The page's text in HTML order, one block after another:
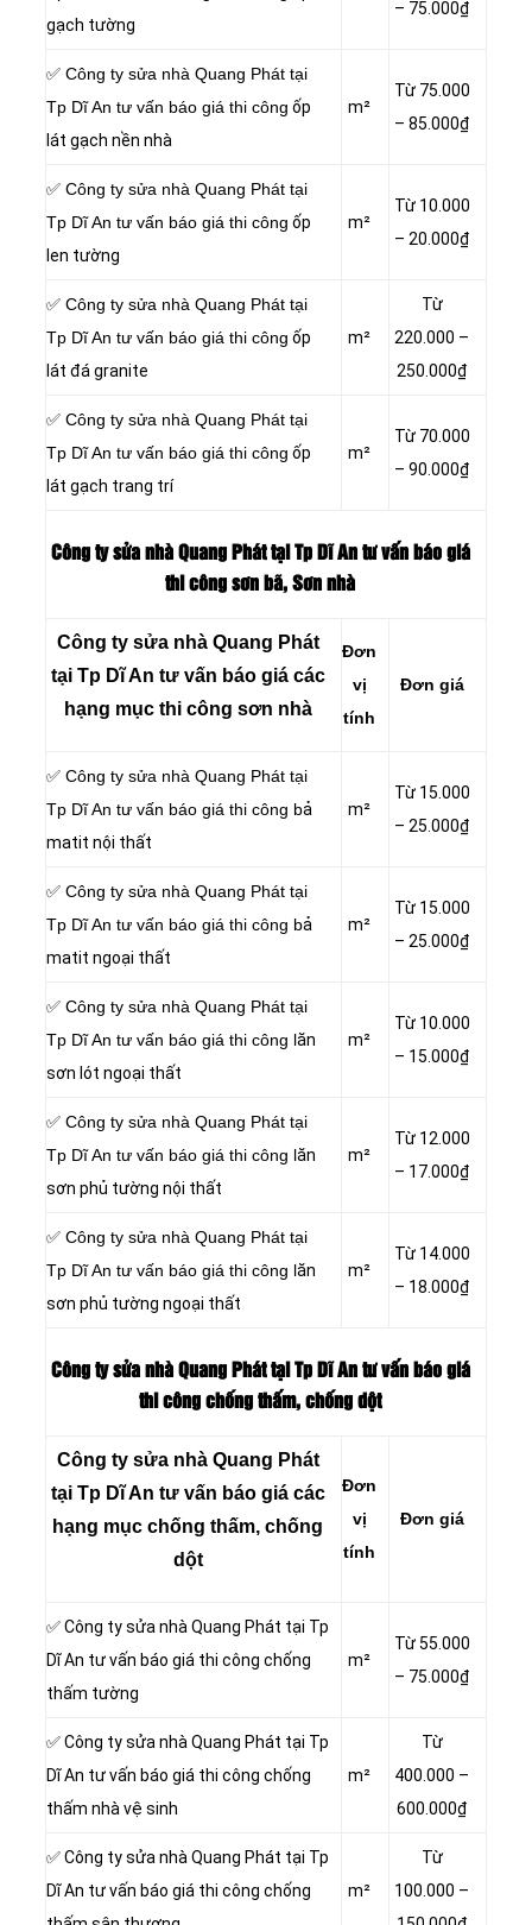
gạch tường
– 75.000₫
✅ Công ty sửa nhà Quang Phát tại
Tp Dĩ An tư vấn báo giá thi công ốp
lát gạch nền nhà
m²
Từ 75.000
– 85.000₫
✅ Công ty sửa nhà Quang Phát tại
Tp Dĩ An tư vấn báo giá thi công ốp
len tường
m²
Từ 10.000
– 20.000₫
✅ Công ty sửa nhà Quang Phát tại
Tp Dĩ An tư vấn báo giá thi công ốp
lát đá granite
m²
Từ
220.000 –
250.000₫
✅ Công ty sửa nhà Quang Phát tại
Tp Dĩ An tư vấn báo giá thi công ốp
lát gạch trang trí
m²
Từ 70.000
– 90.000₫
Công ty sửa nhà Quang Phát tại Tp Dĩ An tư vấn báo giá
thi công sơn bã, Sơn nhà
Công ty sửa nhà Quang Phát
tại Tp Dĩ An tư vấn báo giá các
hạng mục thi công sơn nhà
Đơn
vị
tính
Đơn giá
✅ Công ty sửa nhà Quang Phát tại
Tp Dĩ An tư vấn báo giá thi công bả
matit nội thất
m²
Từ 15.000
– 25.000₫
✅ Công ty sửa nhà Quang Phát tại
Tp Dĩ An tư vấn báo giá thi công bả
matit ngoại thất
m²
Từ 15.000
– 25.000₫
✅ Công ty sửa nhà Quang Phát tại
Tp Dĩ An tư vấn báo giá thi công lăn
sơn lót ngoại thất
m²
Từ 10.000
– 15.000₫
✅ Công ty sửa nhà Quang Phát tại
Tp Dĩ An tư vấn báo giá thi công lăn
sơn phủ tường nội thất
m²
Từ 12.000
– 17.000₫
✅ Công ty sửa nhà Quang Phát tại
Tp Dĩ An tư vấn báo giá thi công lăn
sơn phủ tường ngoại thất
m²
Từ 14.000
– 18.000₫
Công ty sửa nhà Quang Phát tại Tp Dĩ An tư vấn báo giá
thi công chống thấm, chống dột
Công ty sửa nhà Quang Phát
tại Tp Dĩ An tư vấn báo giá các
hạng mục chống thấm, chống
dột
Đơn
vị
tính
Đơn giá
✅ Công ty sửa nhà Quang Phát tại Tp
Dĩ An tư vấn báo giá thi công chống
thấm tường
m²
Từ 55.000
– 75.000₫
✅ Công ty sửa nhà Quang Phát tại Tp
Dĩ An tư vấn báo giá thi công chống
thấm nhà vệ sinh
m²
Từ
400.000 –
600.000₫
✅ Công ty sửa nhà Quang Phát tại Tp
Dĩ An tư vấn báo giá thi công chống
m²
Từ
100.000 –